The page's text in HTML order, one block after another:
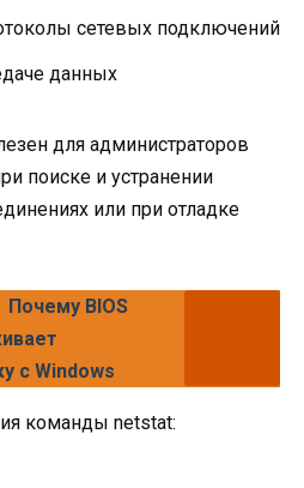
сетевых подключений
данных
для администраторов
поиске и устранении
или при отладке
Почему BIOS
с Windows
команды netstat: